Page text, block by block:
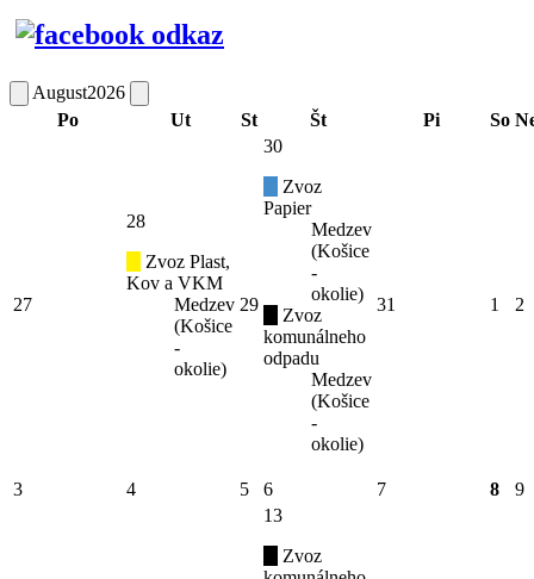
August2026
Po
Ut St Št Pi So
27
28
Zvoz Plast,
Kov a VKM
Medzev
(Košice
-
okolie)
29
30
Zvoz
Papier
Medzev
(Košice
-
okolie)
Zvoz
komunálneho
odpadu
Medzev
(Košice
-
okolie)
31 1 2
3 4 5 6 7 8
9
13
Zvoz